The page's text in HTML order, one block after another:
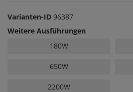
Varianten-ID 96387
Weitere Ausführungen
180W
650W
2200W